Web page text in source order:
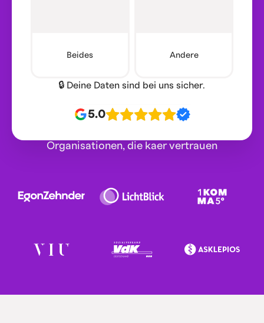
Beides Andere
🔒 Deine Daten sind bei uns sicher.
5.0
Organisationen, die kaer vertrauen